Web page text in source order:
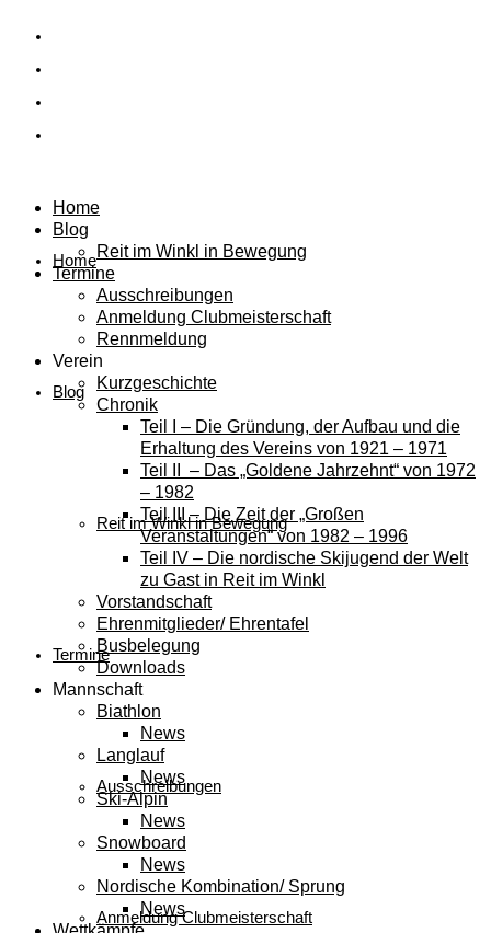
Home
Blog
Reit im Winkl in Bewegung
Termine
Ausschreibungen
Anmeldung Clubmeisterschaft
Home
Blog
Reit im Winkl in Bewegung
Termine
Ausschreibungen
Anmeldung Clubmeisterschaft
Rennmeldung
Verein
Kurzgeschichte
Chronik
Teil I – Die Gründung, der Aufbau und die
Erhaltung des Vereins von 1921 – 1971
Teil II – Das „Goldene Jahrzehnt“ von 1972
– 1982
Teil III – Die Zeit der „Großen
Veranstaltungen“ von 1982 – 1996
Teil IV – Die nordische Skijugend der Welt
zu Gast in Reit im Winkl
Vorstandschaft
Ehrenmitglieder/ Ehrentafel
Busbelegung
Downloads
Mannschaft
Biathlon
News
Langlauf
News
Ski-Alpin
News
Snowboard
News
Nordische Kombination/ Sprung
News